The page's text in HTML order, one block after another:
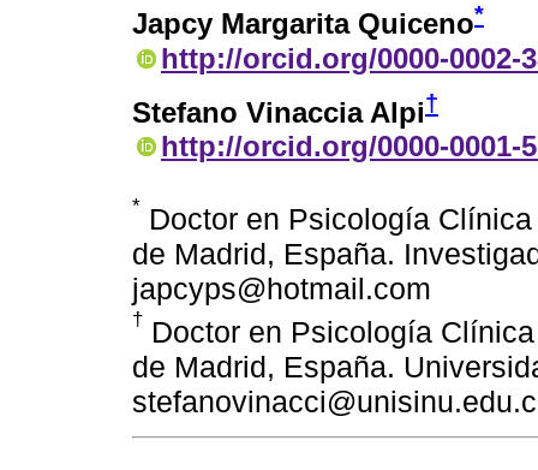
Japcy Margarita Quiceno*
http://orcid.org/0000-0002-
Stefano Vinaccia Alpi†
http://orcid.org/0000-0001-
* Doctor en Psicología
de Madrid, España.
japcyps@hotmail.com
† Doctor en Psicología
de Madrid, España.